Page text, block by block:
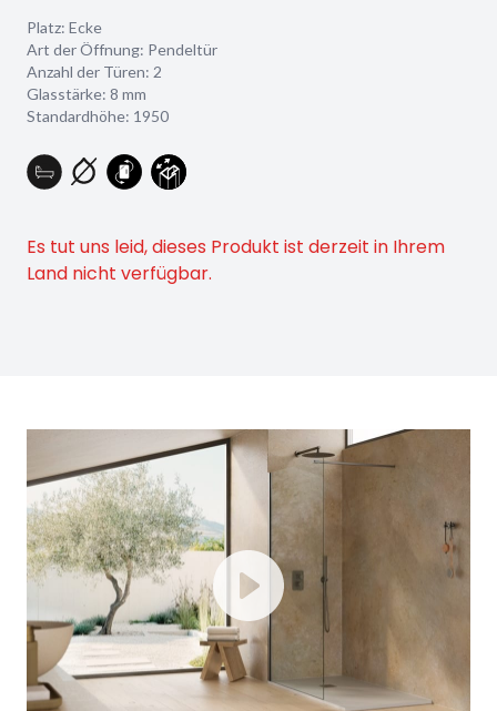
Platz: Ecke
Art der Öffnung: Pendeltür
Anzahl der Türen: 2
Glasstärke: 8 mm
Standardhöhe: 1950
Es tut uns leid, dieses Produkt ist derzeit in Ihrem
Land nicht verfügbar.